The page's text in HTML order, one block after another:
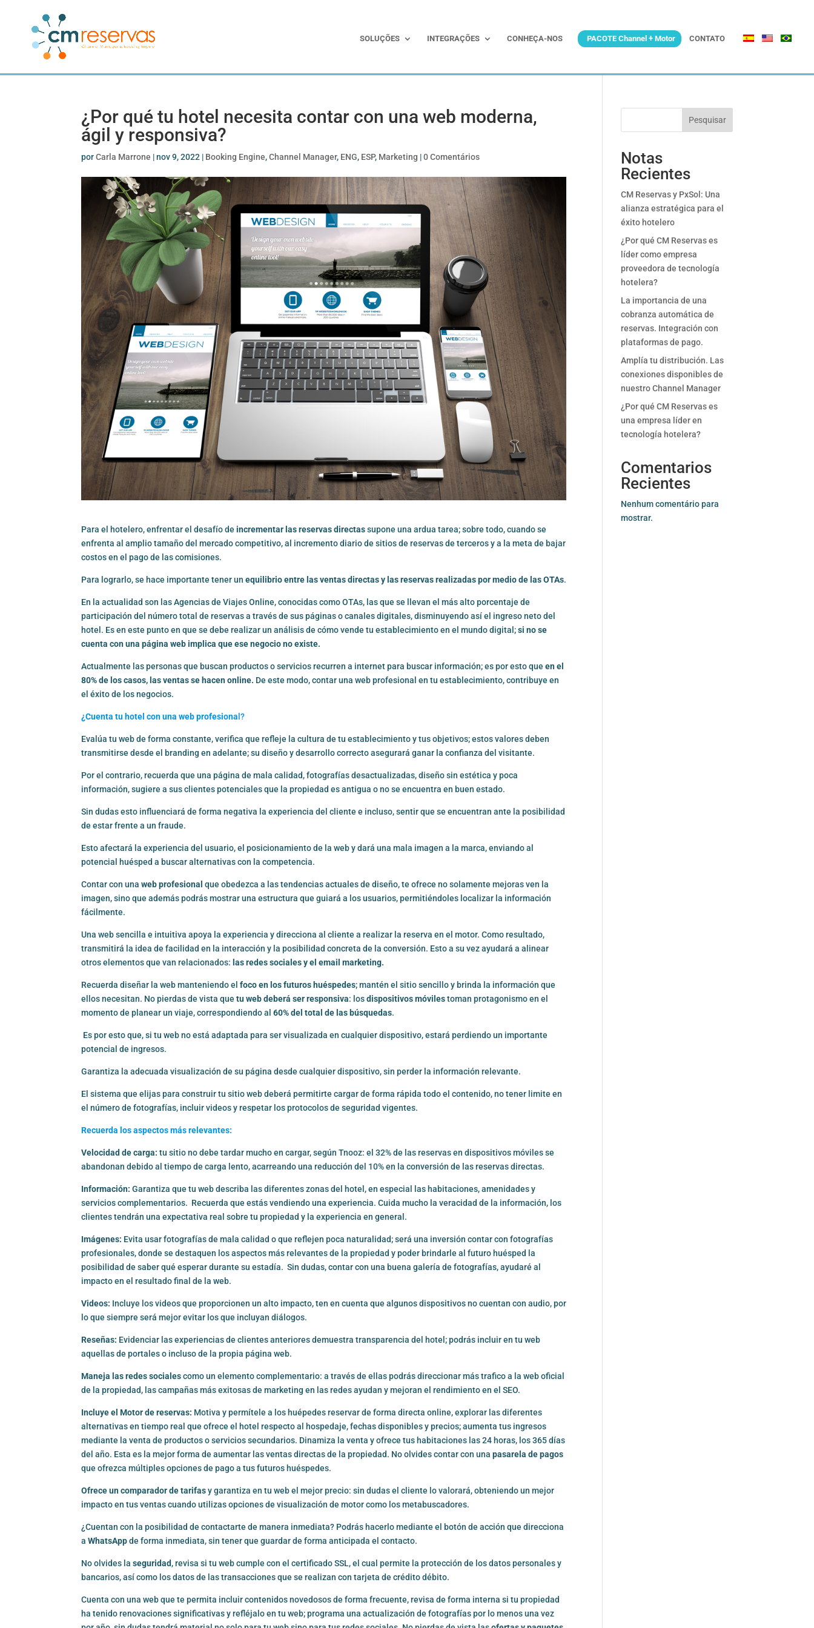
SOLUÇÕES INTEGRAÇÕES CONHEÇA-NOS PACOTE Channel + Motor CONTATO
¿Por qué tu hotel necesita contar con una web moderna,
ágil y responsiva?
porCarla Marrone |nov 9, 2022 | Booking Engine,Channel Manager, ENG, ESP, Marketing |0 Comentários
Para el hotelero, enfrentar el desafío deincrementar las reservas directassupone una ardua tarea; sobre todo, cuando se
enfrenta al amplio tamaño del mercado competitivo, al incremento diario de sitios de reservas de terceros y a la meta de bajar
costos en el pago de las comisiones.
Para lograrlo, se hace importante tener unequilibrio entre las ventas directas y las reservas realizadas por medio de las OTAs.
En la actualidad son las Agencias de Viajes Online, conocidas como OTAs, las que se llevan el más alto porcentaje de
participación del número total de reservas a través de sus páginas o canales digitales, disminuyendo así el ingreso neto del
hotel. Es en este punto en que se debe realizar un análisis de cómo vende tu establecimiento en el mundo digital;si no se
cuenta con una página web implica que ese negocio no existe.
Actualmente las personas que buscan productos o servicios recurren a internet para buscar información; es por esto queen el
80% de los casos, las ventas se hacen online. De este modo, contar una web profesional en tu establecimiento, contribuye en
el éxito de los negocios.
¿Cuenta tu hotel con una web profesiona l?
Evalúa tu web de forma constante, verifica que refleje la cultura de tu establecimiento y tus objetivos; estos valores deben
transmitirse desde el branding en adelante; su diseño y desarrollo correcto asegurará ganar la confianza del visitante.
Por el contrario, recuerda que una página de mala calidad, fotografías desactualizadas, diseño sin estética y poca
información, sugiere a sus clientes potenciales que la propiedad es antigua o no se encuentra en buen estado.
Sin dudas esto influenciará de forma negativa la experiencia del cliente e incluso, sentir que se encuentran ante la posibilidad
de estar frente a un fraude.
Esto afectará la experiencia del usuario, el posicionamiento de la web y dará una mala imagen a la marca, enviando al
potencial huésped a buscar alternativas con la competencia.
Contar con unaweb profesional que obedezca a las tendencias actuales de diseño, te ofrece no solamente mejoras ven la
imagen, sino que además podrás mostrar una estructura que guiará a los usuarios, permitiéndoles localizar la información
fácilmente.
Una web sencilla e intuitiva apoya la experiencia y direcciona al cliente a realizar la reserva en el motor. Como resultado,
transmitirá la idea de facilidad en la interacción y la posibilidad concreta de la conversión. Esto a su vez ayudará a alinear
otros elementos que van relacionados: las redes sociales y el email marketing.
Recuerda diseñar la web manteniendo elfoco en los futuros huéspedes; mantén el sitio sencillo y brinda la información que
ellos necesitan. No pierdas de vista quetu web deberá ser responsiva: losdispositivos móvilestoman protagonismo en el
momento de planear un viaje, correspondiendo al60% del total de las búsquedas.
Es por esto que, si tu web no está adaptada para ser visualizada en cualquier dispositivo, estará perdiendo un importante
potencial de ingresos.
Garantiza la adecuada visualización de su página desde cualquier dispositivo, sin perder la información relevante.
El sistema que elijas para construir tu sitio web deberá permitirte cargar de forma rápida todo el contenido, no tener limite en
el número de fotografías, incluir videos y respetar los protocolos de seguridad vigentes.
Recuerda los aspectos más relevantes:
Velocidad de carga: tu sitio no debe tardar mucho en cargar, según Tnooz: el 32% de las reservas en dispositivos móviles se
abandonan debido al tiempo de carga lento, acarreando una reducción del 10% en la conversión de las reservas directas.
Información: Garantiza que tu web describa las diferentes zonas del hotel, en especial las habitaciones, amenidades y
servicios complementarios. Recuerda que estás vendiendo una experiencia. Cuida mucho la veracidad de la información, los
clientes tendrán una expectativa real sobre tu propiedad y la experiencia en general.
Imágenes: Evita usar fotografías de mala calidad o que reflejen poca naturalidad; será una inversión contar con fotografías
profesionales, donde se destaquen los aspectos más relevantes de la propiedad y poder brindarle al futuro huésped la
posibilidad de saber qué esperar durante su estadía. Sin dudas, contar con una buena galería de fotografías, ayudaré al
impacto en el resultado final de la web.
Videos: Incluye los videos que proporcionen un alto impacto, ten en cuenta que algunos dispositivos no cuentan con audio, por
lo que siempre será mejor evitar los que incluyan diálogos.
Reseñas: Evidenciar las experiencias de clientes anteriores demuestra transparencia del hotel; podrás incluir en tu web
aquellas de portales o incluso de la propia página web.
Maneja las redes socialescomo un elemento complementario: a través de ellas podrás direccionar más trafico a la web oficial
de la propiedad, las campañas más exitosas de marketing en las redes ayudan y mejoran el rendimiento en el SEO.
Incluye el Motor de reservas: Motiva y permítele a los huépedes reservar de forma directa online, explorar las diferentes
alternativas en tiempo real que ofrece el hotel respecto al hospedaje, fechas disponibles y precios; aumenta tus ingresos
mediante la venta de productos o servicios secundarios. Dinamiza la venta y ofrece tus habitaciones las 24 horas, los 365 días
del año. Esta es la mejor forma de aumentar las ventas directas de la propiedad. No olvides contar con unapasarela de pagos
que ofrezca múltiples opciones de pago a tus futuros huéspedes.
Ofrece un comparador de tarifasy garantiza en tu web el mejor precio: sin dudas el cliente lo valorará, obteniendo un mejor
impacto en tus ventas cuando utilizas opciones de visualización de motor como los metabuscadores.
¿Cuentan con la posibilidad de contactarte de manera inmediata? Podrás hacerlo mediante el botón de acción que direcciona
aWhatsAppde forma inmediata, sin tener que guardar de forma anticipada el contacto.
No olvides laseguridad, revisa si tu web cumple con el certificado SSL, el cual permite la protección de los datos personales y
bancarios, así como los datos de las transacciones que se realizan con tarjeta de crédito débito.
Cuenta con una web que te permita incluir contenidos novedosos de forma frecuente, revisa de forma interna si tu propiedad
ha tenido renovaciones significativas y refléjalo en tu web; programa una actualización de fotografías por lo menos una vez
Pesquisar
Notas
Recientes
CM Reservas y PxSol: Una
alianza estratégica para el
éxito hotelero
¿Por qué CM Reservas es
líder como empresa
proveedora de tecnología
hotelera?
La importancia de una
cobranza automática de
reservas. Integración con
plataformas de pago.
Amplía tu distribución. Las
conexiones disponibles de
nuestro Channel Manager
¿Por qué CM Reservas es
una empresa líder en
tecnología hotelera?
Comentarios
Recientes
Nenhum comentário para
mostrar.